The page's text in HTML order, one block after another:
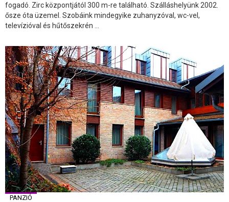
fogadó. Zirc központjától 300 m-re található. Szálláshelyünk 2002.
ősze óta üzemel. Szobáink mindegyike zuhanyzóval, wc-vel,
televízióval és hűtőszekrén ...
PANZIÓ